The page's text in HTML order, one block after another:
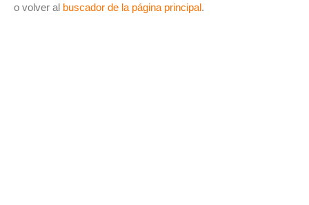
o volver al buscador de la página principal.